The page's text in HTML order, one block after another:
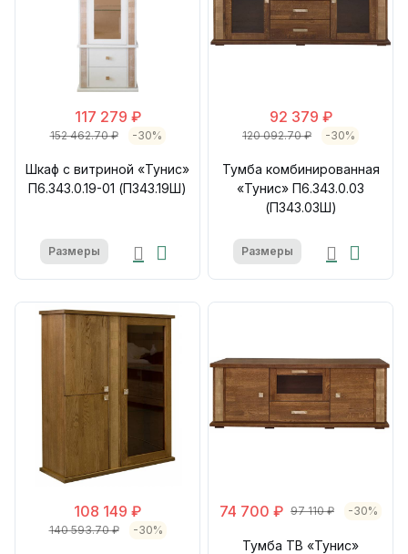
117 279 ₽
152 462.70 ₽ -30%
Шкаф с витриной «Тунис»
П6.343.0.19-01 (П343.19Ш)
Размеры
92 379 ₽
120 092.70 ₽ -30%
Тумба комбинированная
«Тунис» П6.343.0.03
(П343.03Ш)
Размеры
108 149 ₽
140 593.70 ₽ -30%
74 700 ₽ 97 110 ₽ -30%
Тумба ТВ «Тунис»